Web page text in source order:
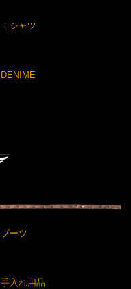
Ｔシャツ
DENIME
ブーツ
手入れ用品